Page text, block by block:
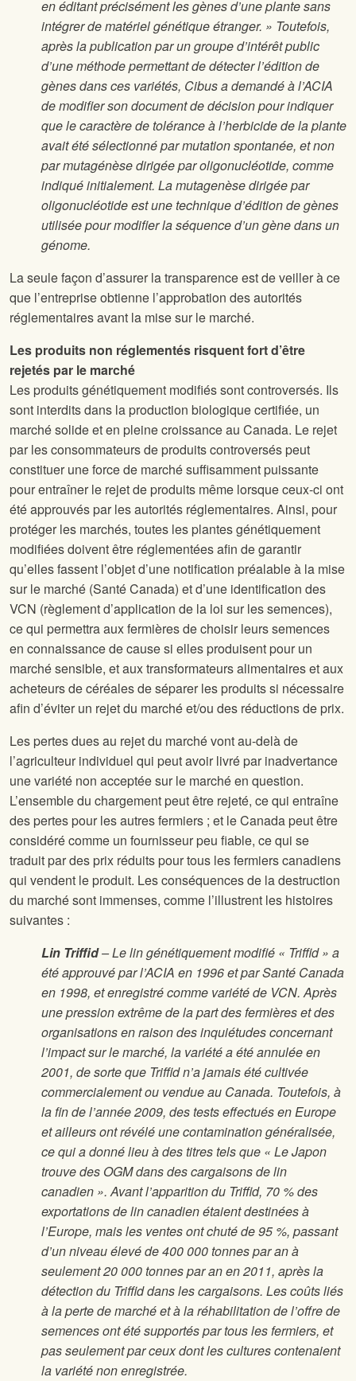
en éditant précisément les gènes d’une plante sans
intégrer de matériel génétique étranger. » Toutefois,
après la publication par un groupe d’intérêt public
d’une méthode permettant de détecter l’édition de
gènes dans ces variétés, Cibus a demandé à l’ACIA
de modifier son document de décision pour indiquer
que le caractère de tolérance à l’herbicide de la plante
avait été sélectionné par mutation spontanée, et non
par mutagénèse dirigée par oligonucléotide, comme
indiqué initialement. La mutagenèse dirigée par
oligonucléotide est une technique d’édition de gènes
utilisée pour modifier la séquence d’un gène dans un
génome.
La seule façon d’assurer la transparence est de veiller à ce
que l’entreprise obtienne l’approbation des autorités
réglementaires avant la mise sur le marché.
Les produits non réglementés risquent fort d’être
rejetés par le marché
Les produits génétiquement modifiés sont controversés. Ils
sont interdits dans la production biologique certifiée, un
marché solide et en pleine croissance au Canada. Le rejet
par les consommateurs de produits controversés peut
constituer une force de marché suffisamment puissante
pour entraîner le rejet de produits même lorsque ceux-ci ont
été approuvés par les autorités réglementaires. Ainsi, pour
protéger les marchés, toutes les plantes génétiquement
modifiées doivent être réglementées afin de garantir
qu’elles fassent l’objet d’une notification préalable à la mise
sur le marché (Santé Canada) et d’une identification des
VCN (règlement d’application de la loi sur les semences),
ce qui permettra aux fermières de choisir leurs semences
en connaissance de cause si elles produisent pour un
marché sensible, et aux transformateurs alimentaires et aux
acheteurs de céréales de séparer les produits si nécessaire
afin d’éviter un rejet du marché et/ou des réductions de prix.
Les pertes dues au rejet du marché vont au-delà de
l’agriculteur individuel qui peut avoir livré par inadvertance
une variété non acceptée sur le marché en question.
L’ensemble du chargement peut être rejeté, ce qui entraîne
des pertes pour les autres fermiers ; et le Canada peut être
considéré comme un fournisseur peu fiable, ce qui se
traduit par des prix réduits pour tous les fermiers canadiens
qui vendent le produit. Les conséquences de la destruction
du marché sont immenses, comme l’illustrent les histoires
suivantes :
Lin Triffid– Le lin génétiquement modifié « Triffid » a
été approuvé par l’ACIA en 1996 et par Santé Canada
en 1998, et enregistré comme variété de VCN. Après
une pression extrême de la part des fermières et des
organisations en raison des inquiétudes concernant
l’impact sur le marché, la variété a été annulée en
2001, de sorte que Triffid n’a jamais été cultivée
commercialement ou vendue au Canada. Toutefois, à
la fin de l’année 2009, des tests effectués en Europe
et ailleurs ont révélé une contamination généralisée,
ce qui a donné lieu à des titres tels que « Le Japon
trouve des OGM dans des cargaisons de lin
canadien ». Avant l’apparition du Triffid, 70 % des
exportations de lin canadien étaient destinées à
l’Europe, mais les ventes ont chuté de 95 %, passant
d’un niveau élevé de 400 000 tonnes par an à
seulement 20 000 tonnes par an en 2011, après la
détection du Triffid dans les cargaisons. Les coûts liés
à la perte de marché et à la réhabilitation de l’offre de
semences ont été supportés par tous les fermiers, et
pas seulement par ceux dont les cultures contenaient
la variété non enregistrée.